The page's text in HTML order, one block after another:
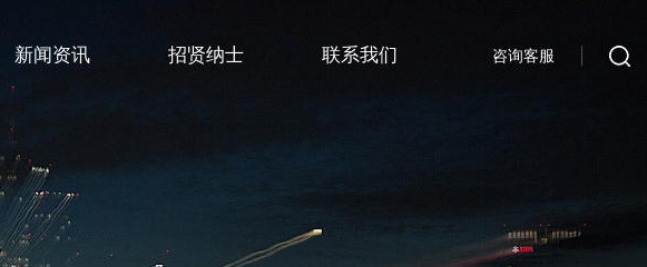
新闻资讯 招贤纳士 联系我们 咨询客服